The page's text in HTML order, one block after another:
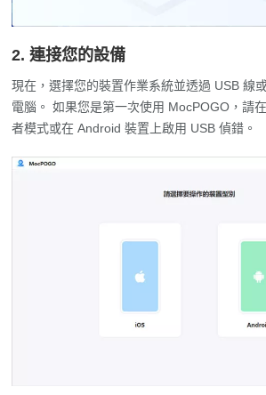
2. 連接您的設備
現在，選擇您的裝置作業系統並透過 USB 線
電腦。 如果您是第一次使用 MocPOGO，請
者模式或在 Android 裝置上啟用 USB 偵錯。